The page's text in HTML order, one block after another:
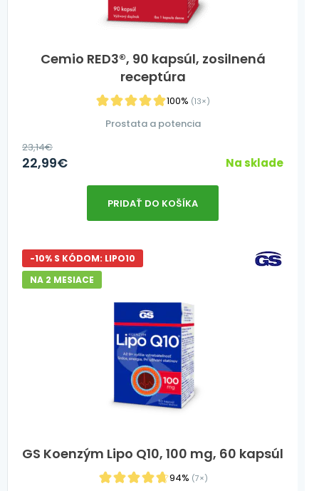
Cemio RED3®, 90 kapsúl, zosilnená
receptúra
100% (13×)
Prostata a potencia
23,14€
22,99€ Na sklade
PRIDAŤ DO KOŠÍKA
GS Koenzým Lipo Q10, 100 mg, 60 kapsúl
94% (7×)
-10% S KÓDOM: LIPO10
NA 2 MESIACE